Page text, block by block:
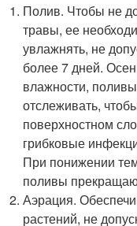
Полив. Чтобы не
травы, ее
увлажнять, не
более 7 дней.
влажности,
отслеживать,
поверхностном
грибковые
При понижении
поливы
Аэрация.
растений, не